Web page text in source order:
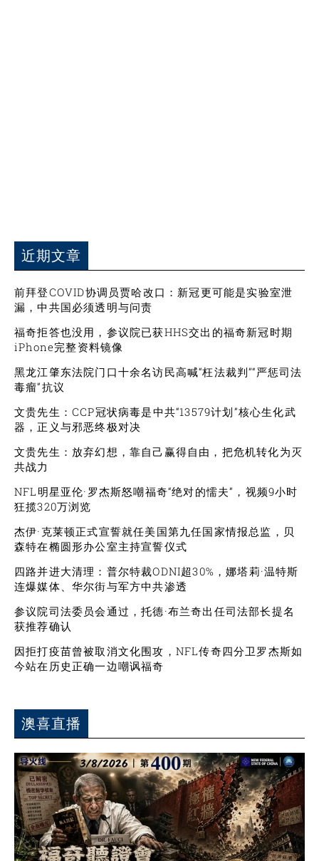
近期文章
前拜登COVID协调员贾哈改口：新冠更可能是实验室泄
漏，中共国必须透明与问责
福奇拒答也没用，参议院已获HHS交出的福奇新冠时期
iPhone完整资料镜像
黑龙江肇东法院门口十余名访民高喊“枉法裁判”“严惩司法
毒瘤”抗议
文贵先生：CCP冠状病毒是中共“13579计划”核心生化武
器，正义与邪恶终极对决
文贵先生：放弃幻想，靠自己赢得自由，把危机转化为灭
共战力
NFL明星亚伦·罗杰斯怒嘲福奇“绝对的懦夫”，视频9小时
狂揽320万浏览
杰伊·克莱顿正式宣誓就任美国第九任国家情报总监，贝
森特在椭圆形办公室主持宣誓仪式
四路并进大清理：普尔特裁ODNI超30%，娜塔莉·温特斯
连爆媒体、华尔街与军方中共渗透
参议院司法委员会通过，托德·布兰奇出任司法部长提名
获推荐确认
因拒打疫苗曾被取消文化围攻，NFL传奇四分卫罗杰斯如
今站在历史正确一边嘲讽福奇
澳喜直播